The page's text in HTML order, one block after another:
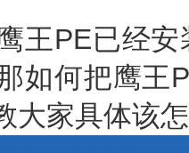
PE已经安
如何把鹰王
大家具体该